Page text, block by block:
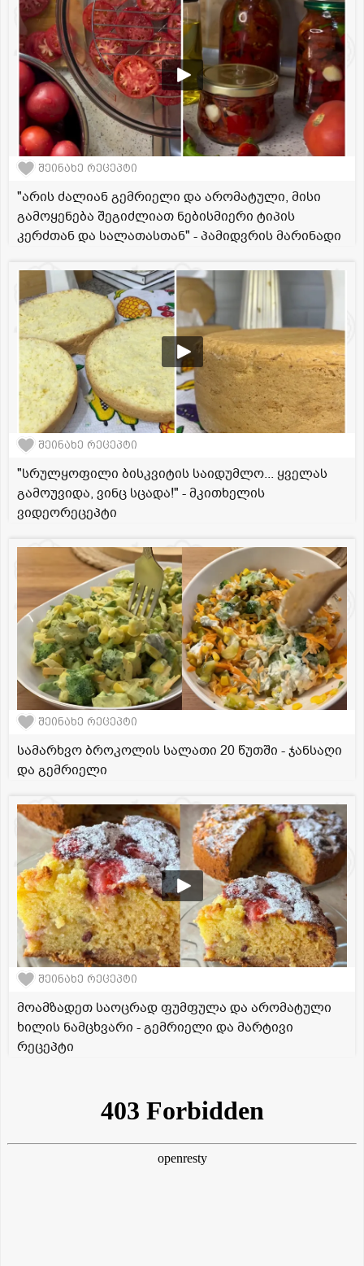
შეინახე რეცეპტი
"არის ძალიან გემრიელი და არომატული, მისი
გამოყენება შეგიძლიათ ნებისმიერი ტიპის
კერძთან და სალათასთან" - პამიდვრის მარინადი
შეინახე რეცეპტი
"სრულყოფილი ბისკვიტის საიდუმლო... ყველას
გამოუვიდა, ვინც სცადა!" - მკითხელის
ვიდეორეცეპტი
შეინახე რეცეპტი
სამარხვო ბროკოლის სალათი 20 წუთში - ჯანსაღი
და გემრიელი
შეინახე რეცეპტი
მოამზადეთ საოცრად ფუმფულა და არომატული
ხილის ნამცხვარი - გემრიელი და მარტივი
რეცეპტი